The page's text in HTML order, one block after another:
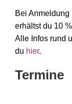
Bei
erhältst du 10
Alle Infos rund
du hier.
Termine